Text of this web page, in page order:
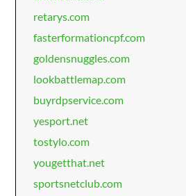
retarys.com
fasterformationcpf.com
goldensnuggles.com
lookbattlemap.com
buyrdpservice.com
yesport.net
tostylo.com
yougetthat.net
sportsnetclub.com